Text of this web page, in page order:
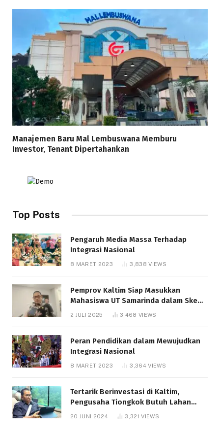
Manajemen Baru Mal Lembuswana Memburu
Investor, Tenant Dipertahankan
Top Posts
Pengaruh Media Massa Terhadap
Integrasi Nasional
8 MARET 2023 3,838VIEWS
Pemprov Kaltim Siap Masukkan
Mahasiswa UT Samarinda dalam Skema
Bantuan Pendidikan Gratispol
2 JULI 2025 3,468 VIEWS
Peran Pendidikan dalam Mewujudkan
Integrasi Nasional
8 MARET 2023 3,364VIEWS
Tertarik Berinvestasi di Kaltim,
Pengusaha Tiongkok Butuh Lahan
20 JUNI 2024 3,321VIEWS